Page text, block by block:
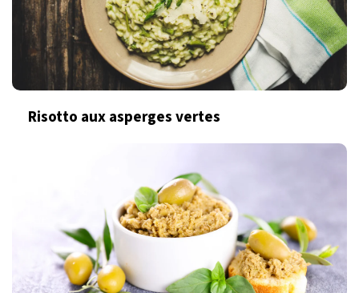
Risotto aux asperges vertes